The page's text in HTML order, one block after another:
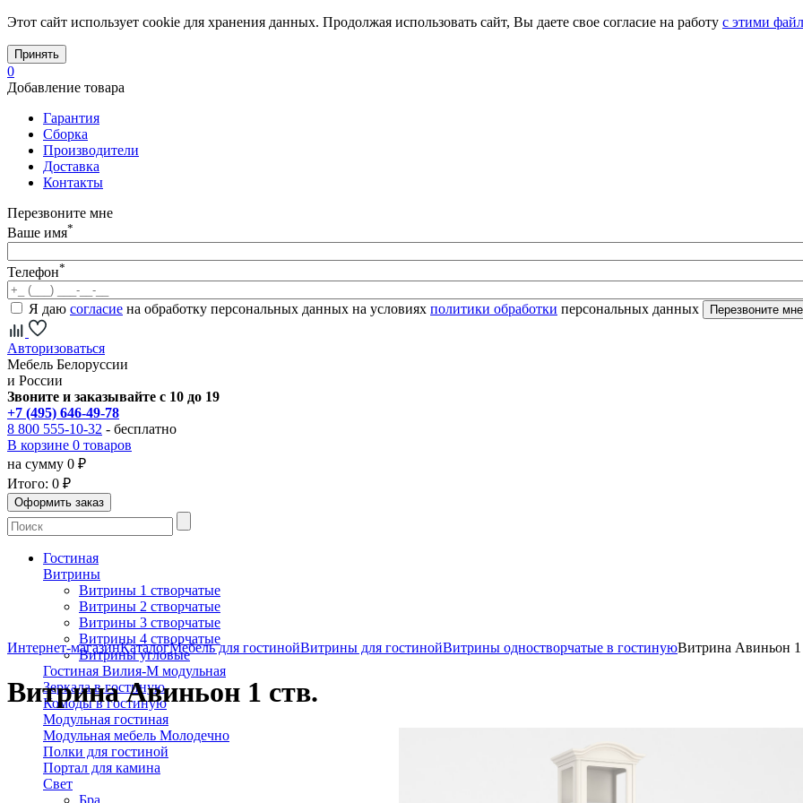
Этот сайт использует cookie для хранения данных. Продолжая использовать сайт, Вы даете свое согласие на работу с этими
Принять
0
Добавление товара
Гарантия
Сборка
Производители
Доставка
Контакты
Перезвоните мне
Ваше имя*
Телефон*
Я даю согласие на обработку персональных данных на условиях политики обработки персональных данных
Авторизоваться
Мебель Белоруссии
и России
Звоните и заказывайте с 10 до 19
+7 (495) 646-49-78
8 800 555-10-32 - бесплатно
В корзине 0 товаров
на сумму 0 ₽
Итого: 0 ₽
Гостиная
Витрины
Витрины 1 створчатые
Витрины 2 створчатые
Витрины 3 створчатые
Витрины 4 створчатые
Витрины угловые
Гостиная Вилия-М модульная
Зеркала в гостиную
Комоды в гостиную
Модульная гостиная
Модульная мебель Молодечно
Полки для гостиной
Портал для камина
Свет
Интернет-магазинКаталогМебель для гостинойВитрины для гостинойВитрины одностворчатые в гостинуюВитрина Авиньон 1
Витрина Авиньон 1 ств.